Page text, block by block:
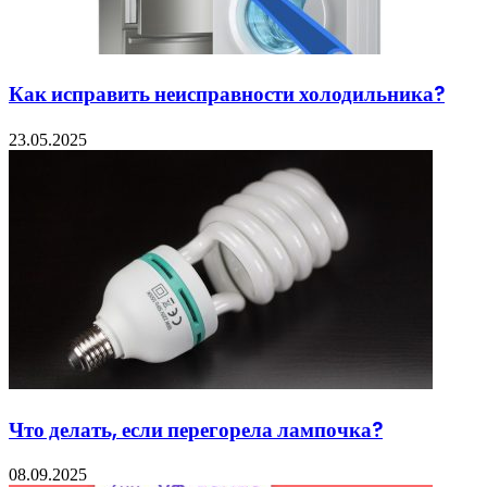
Как исправить неисправности холодильника?
23.05.2025
Что делать, если перегорела лампочка?
08.09.2025